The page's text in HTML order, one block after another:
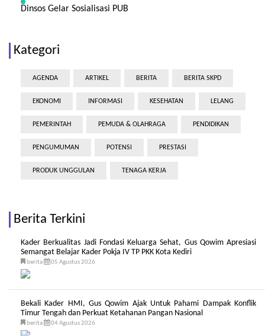
Dinsos Gelar Sosialisasi PUB
Kategori
AGENDA ARTIKEL BERITA BERITA SKPD
EKONOMI INFORMASI KESEHATAN LELANG
PEMERINTAH PEMUDA & OLAHRAGA PENDIDIKAN
PENGUMUMAN POTENSI PRESTASI
PRODUK UNGGULAN TENAGA KERJA
Berita Terkini
Kader Berkualitas Jadi Fondasi Keluarga Sehat, Gus Qowim Apresiasi
Semangat Belajar Kader Pokja IV TP PKK Kota Kediri
berita 05 Agustus 2026
Bekali Kader HMI, Gus Qowim Ajak Untuk Pahami Dampak Konflik
Timur Tengah dan Perkuat Ketahanan Pangan Nasional
berita 04 Agustus 2026